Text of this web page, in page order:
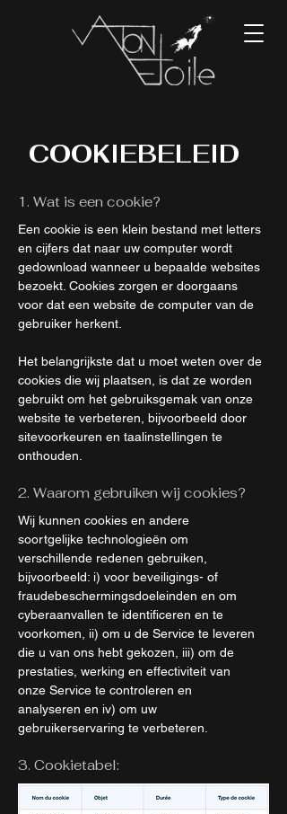
COOKIEBELEID
1. Wat is een cookie?
Een cookie is een klein bestand met letters
en cijfers dat naar uw computer wordt
gedownload wanneer u bepaalde websites
bezoekt. Cookies zorgen er doorgaans
voor dat een website de computer van de
gebruiker herkent.
Het belangrijkste dat u moet weten over de
cookies die wij plaatsen, is dat ze worden
gebruikt om het gebruiksgemak van onze
website te verbeteren, bijvoorbeeld door
sitevoorkeuren en taalinstellingen te
onthouden.
2. Waarom gebruiken wij cookies?
Wij kunnen cookies en andere
soortgelijke technologieën om
verschillende redenen gebruiken,
bijvoorbeeld: i) voor beveiligings- of
fraudebeschermingsdoeleinden en om
cyberaanvallen te identificeren en te
voorkomen, ii) om u de Service te leveren
die u van ons hebt gekozen, iii) om de
prestaties, werking en effectiviteit van
onze Service te controleren en
analyseren en iv) om uw
gebruikerservaring te verbeteren.
3. Cookietabel: